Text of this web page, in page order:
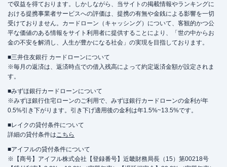
で収益を得ております。しかしながら、当サイトの掲載情報やランキングに
おける提携事業者サービスへの評価は、提携の有無や金銭による影響を一切
受けておりません。カードローン（キャッシング）について、客観的かつ公
平な価値のある情報をサイト利用者に提供することにより、「世の中からお
金の不安を解消し、人生が豊かになる社会」の実現を目指しております。
■三井住友銀行 カードローンについて
※毎月の返済は、返済時点での借入残高によって約定返済金額が設定されま
す。
■みずほ銀行カードローンについて
※みずほ銀行住宅ローンのご利用で、みずほ銀行カードローンの金利が年
0.5%引き下がります。引き下げ適用後の金利は年1.5%~13.5%です。
■レイクの貸付条件について
詳細の貸付条件はこちら
■アイフルの貸付条件について
※【商号】アイフル株式会社【登録番号】近畿財務局長（15）第00218号